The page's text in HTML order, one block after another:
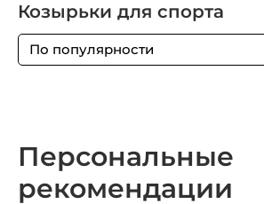
Козырьки для спорта
По популярности
Персональные
рекомендации